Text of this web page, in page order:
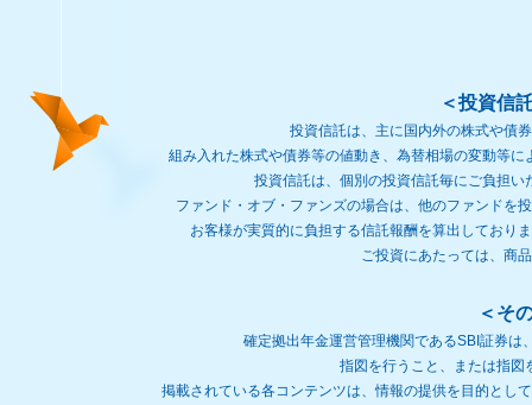
＜投資信
投資信託は、主に国内外の株式や債
組み入れた株式や債券等の値動き、為替相場の変動等
投資信託は、個別の投資信託毎にご負担
ファンド・オブ・ファンズの場合は、他のファンドを
お客様が実質的に負担する信託報酬を算出しており
ご投資にあたっては、商
＜そ
確定拠出年金運営管理機関であるSBI証券は
指図を行うこと、または指図
掲載されている各コンテンツは、情報の提供を目的とし